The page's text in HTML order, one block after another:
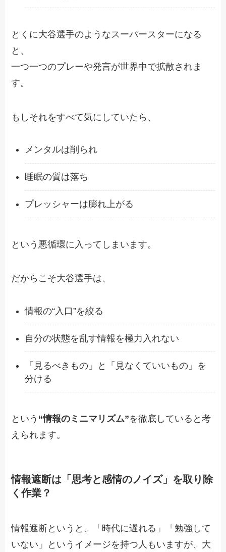
とくに大谷選手のようなスーパースターになる
と、
一つ一つのプレーや発言が世界中で拡散されま
す。
もしそれをすべて気にしていたら、
メンタルは削られ
睡眠の質は落ち
プレッシャーは膨れ上がる
という悪循環に入ってしまいます。
だからこそ大谷選手は、
情報の“入口”を絞る
自分の状態を乱す情報を極力入れない
「見るべきもの」と「見なくていいもの」を
分ける
という “情報のミニマリズム”を徹底していると考
えられます。
情報遮断は「思考と感情のノイズ」を取り除
く作業？
情報遮断というと、「時代に遅れる」「勉強して
いない」というイメージを持つ人もいますが、大